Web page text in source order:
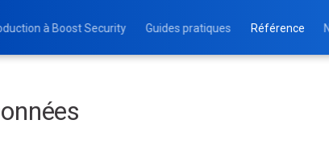
à Boost Security Guides pratiques Référence